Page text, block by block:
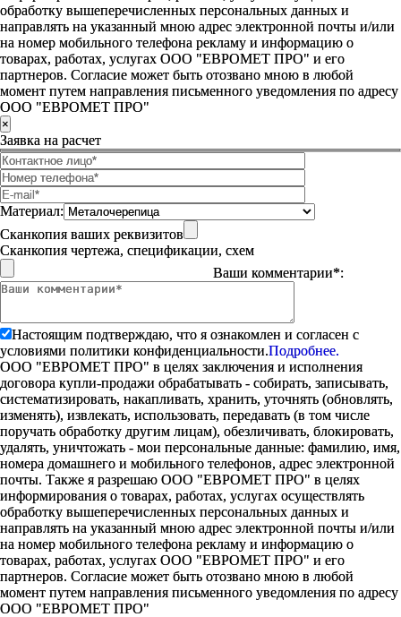
обработку вышеперечисленных персональных данных и
направлять на указанный мною адрес электронной почты и/или
на номер мобильного телефона рекламу и информацию о
товарах, работах, услугах ООО "ЕВРОМЕТ ПРО" и его
партнеров. Согласие может быть отозвано мною в любой
момент путем направления письменного уведомления по адресу
ООО "ЕВРОМЕТ ПРО"
×
Заявка на расчет
Материал:
Сканкопия ваших реквизитов
Сканкопия чертежа, спецификации, схем
Ваши комментарии*:
Настоящим подтверждаю, что я ознакомлен и согласен с
условиями политики конфиденциальности.Подробнее.
ООО "ЕВРОМЕТ ПРО" в целях заключения и исполнения
договора купли-продажи обрабатывать - собирать, записывать,
систематизировать, накапливать, хранить, уточнять (обновлять,
изменять), извлекать, использовать, передавать (в том числе
поручать обработку другим лицам), обезличивать, блокировать,
удалять, уничтожать - мои персональные данные: фамилию, имя,
номера домашнего и мобильного телефонов, адрес электронной
почты. Также я разрешаю ООО "ЕВРОМЕТ ПРО" в целях
информирования о товарах, работах, услугах осуществлять
обработку вышеперечисленных персональных данных и
направлять на указанный мною адрес электронной почты и/или
на номер мобильного телефона рекламу и информацию о
товарах, работах, услугах ООО "ЕВРОМЕТ ПРО" и его
партнеров. Согласие может быть отозвано мною в любой
момент путем направления письменного уведомления по адресу
ООО "ЕВРОМЕТ ПРО"